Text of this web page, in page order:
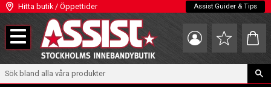
Meny
Hitta butik / Öppettider Assist Guider & Tips
Favoriter